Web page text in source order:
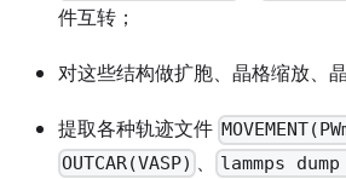
件互转；
对这些结构做扩胞、晶格缩放、
提取各种轨迹文件
OUTCAR(VASP) 、 lammps